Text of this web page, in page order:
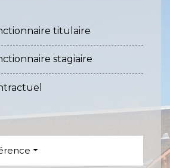
titulaire
stagiaire